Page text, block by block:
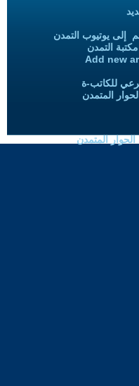
إلى يوتيوب التمدن
التمدن
Add new
للكاتب-ة
المتمدن
المتمدن